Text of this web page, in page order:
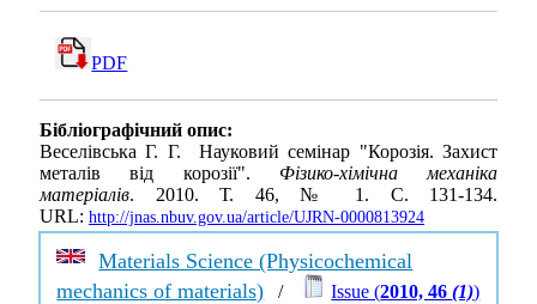
PDF
Бібліографічний опис:
Веселівська Г. Г. Науковий семінар "Корозія. Захист
металів від корозії". Фізико-хімічна механіка
матеріалів. 2010. Т. 46, № 1. С. 131-134.
URL: http://jnas.nbuv.gov.ua/article/UJRN-0000813924
Materials Science (Physicochemical
mechanics of materials) / Issue (2010, 46(1))